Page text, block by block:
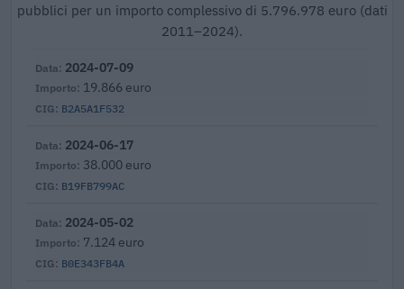
pubblici per un importo complessivo di 5.796.978 euro (dati
2011–2024).
B2A5A1F532
2024-07-09
19.866 euro
B19FB799AC
2024-06-17
38.000 euro
B0E343FB4A
2024-05-02
7.124 euro